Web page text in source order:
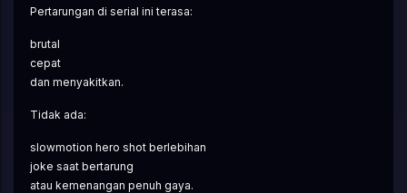
Pertarungan di serial ini terasa:
brutal
cepat
dan menyakitkan.
Tidak ada:
slowmotion hero shot berlebihan
joke saat bertarung
atau kemenangan penuh gaya.